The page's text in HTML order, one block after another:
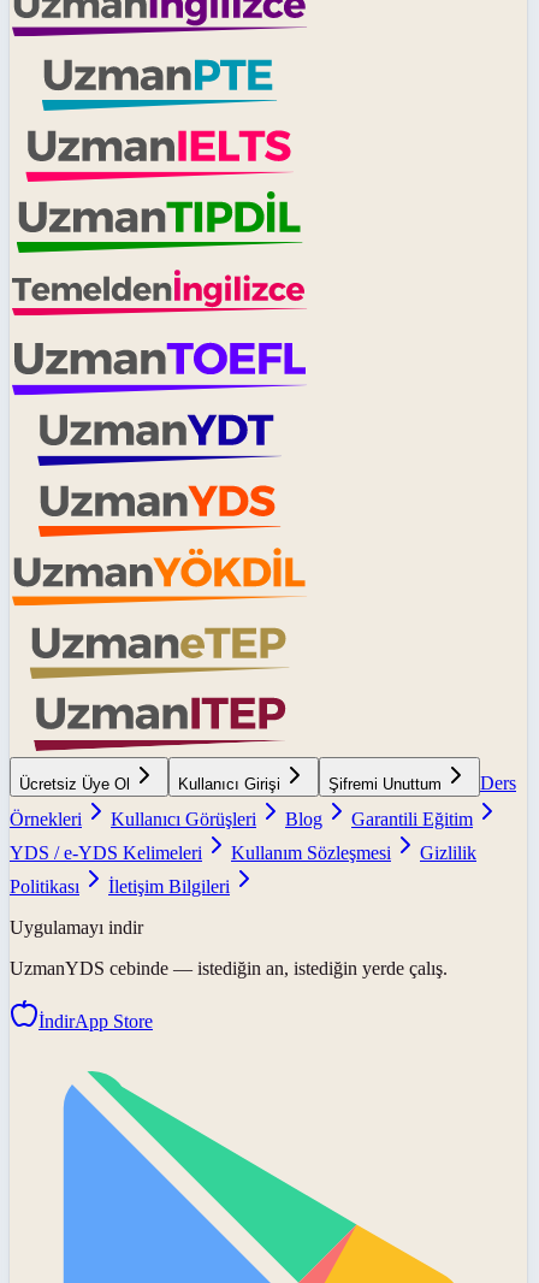
Ücretsiz Üye Ol Kullanıcı Girişi Şifremi Unuttum
Ders
Örnekleri
Kullanıcı Görüşleri Blog
Garantili Eğitim
YDS / e-YDS Kelimeleri
Kullanım Sözleşmesi
Gizlilik
Politikası
İletişim Bilgileri
Uygulamayı indir
UzmanYDS cebinde — istediğin an, istediğin yerde çalış.
İndirApp Store